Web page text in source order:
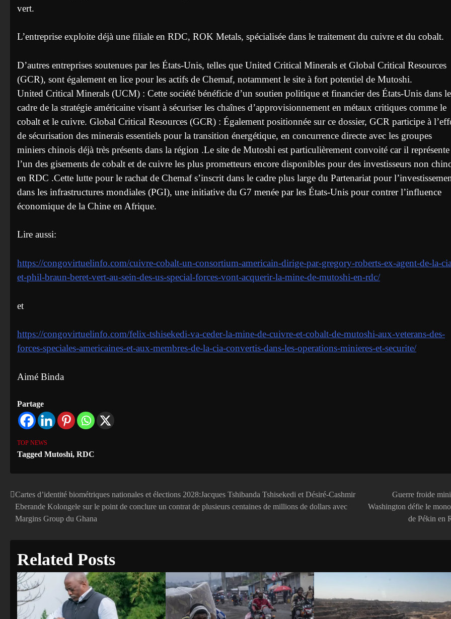
vert.
L’entreprise exploite déjà une filiale en RDC, ROK Metals, spécialisée dans le traitement du cuivre et du cobalt.
D’autres entreprises soutenues par les États-Unis, telles que United Critical Minerals et Global Critical Resources
(GCR), sont également en lice pour les actifs de Chemaf, notamment le site à fort potentiel de Mutoshi.
United Critical Minerals (UCM) : Cette société bénéficie d’un soutien politique et financier des États-Unis dans le
cadre de la stratégie américaine visant à sécuriser les chaînes d’approvisionnement en métaux critiques comme le
cobalt et le cuivre. Global Critical Resources (GCR) : Également positionnée sur ce dossier, GCR participe à
de sécurisation des minerais essentiels pour la transition énergétique, en concurrence directe avec les groupes
miniers chinois déjà très présents dans la région .Le site de Mutoshi est particulièrement convoité car il représente
l’un des gisements de cobalt et de cuivre les plus prometteurs encore disponibles pour des investisseurs non
en RDC .Cette lutte pour le rachat de Chemaf s’inscrit dans le cadre plus large du Partenariat pour
dans les infrastructures mondiales (PGI), une initiative du G7 menée par les États-Unis pour contrer l’influence
économique de la Chine en Afrique.
Lire aussi:
https://congovirtuelinfo.com/cuivre-cobalt-un-consortium-americain-dirige-par-gregory-roberts-ex-agent-de-la-
et-phil-braun-beret-vert-au-sein-des-us-special-forces-vont-acquerir-la-mine-de-mutoshi-en-rdc/
et
https://congovirtuelinfo.com/felix-tshisekedi-va-ceder-la-mine-de-cuivre-et-cobalt-de-mutoshi-aux-veterans-des-
forces-speciales-americaines-et-aux-membres-de-la-cia-convertis-dans-les-operations-minieres-et-securite/
Aimé Binda
Partage
TOP NEWS
Tagged Mutoshi, RDC
Navigation
de
Cartes d’identité biométriques nationales et élections 2028:Jacques Tshibanda Tshisekedi et Désiré-Cashmir
Eberande Kolongele sur le point de conclure un contrat de plusieurs centaines de millions de dollars avec
Margins Group du Ghana
‎Guerre froide
Washington défie le
de Pékin en
Related Posts